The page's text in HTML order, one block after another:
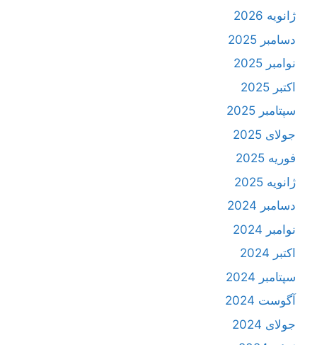
ژانویه 2026
دسامبر 2025
نوامبر 2025
اکتبر 2025
سپتامبر 2025
جولای 2025
فوریه 2025
ژانویه 2025
دسامبر 2024
نوامبر 2024
اکتبر 2024
سپتامبر 2024
آگوست 2024
جولای 2024